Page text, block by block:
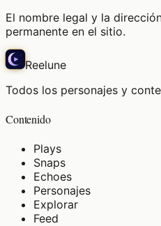
El nombre legal y la
permanente en el sitio.
Reelune
Todos los personajes y
Contenido
Plays
Snaps
Echoes
Personajes
Explorar
Feed